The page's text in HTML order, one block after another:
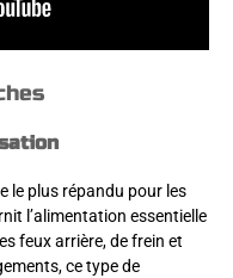
le plus répandu pour les
l’alimentation essentielle
feux arrière, de frein et
ce type de